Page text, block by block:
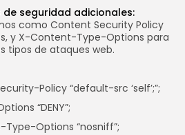
de seguridad adicionales:
como Content Security Policy
y X-Content-Type-Options para
tipos de ataques web.
Policy “default-src ‘self’;”;
“DENY”;
Options “nosniff”;